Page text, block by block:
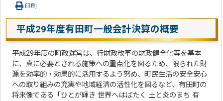
印刷
平成29年度有田町一般会計決算の概要
平成29年度の町政運営は、行財政改革の財政健全化等を基本
に、真に必要とされる施策への重点化を図るため、限られた財
源を効率的・効果的に活用するよう努め、町民生活の安全安心
への取り組みの充実や地域経済の活性化を図るなど、有田町の
将来像である「ひとが輝き 世界へはばたく 土と炎のまち 有